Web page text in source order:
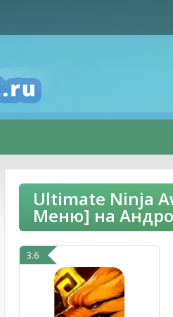
Ultimate Ninja
Меню] на
3.6